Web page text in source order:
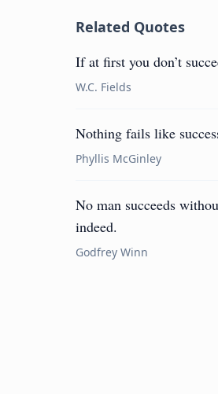
Related Quotes
If at first you don’t
W.C. Fields
Nothing fails like
Phyllis McGinley
No man succeeds
indeed.
Godfrey Winn